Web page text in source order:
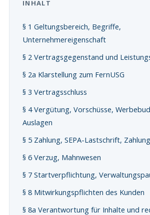
INHALT
§ 1 Geltungsbereich, Begriffe,
Unternehmereigenschaft
§ 2 Vertragsgegenstand und
§ 2a Klarstellung zum FernUSG
§ 3 Vertragsschluss
§ 4 Vergütung, Vorschüsse,
Auslagen
§ 5 Zahlung, SEPA-Lastschrift,
§ 6 Verzug, Mahnwesen
§ 7 Startverpflichtung,
§ 8 Mitwirkungspflichten des Kunden
§ 8a Verantwortung für Inhalte und